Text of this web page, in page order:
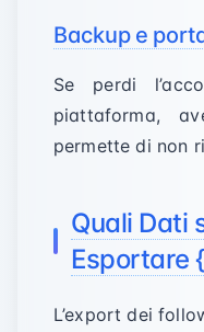
Backup e
Se perdi
piattaforma,
permette di non
Quali Dati
Esportare
L’export dei